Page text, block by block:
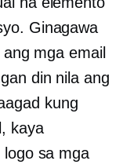
Ginagawa
mga email
din nila ang
kung
kaya
logo sa mga